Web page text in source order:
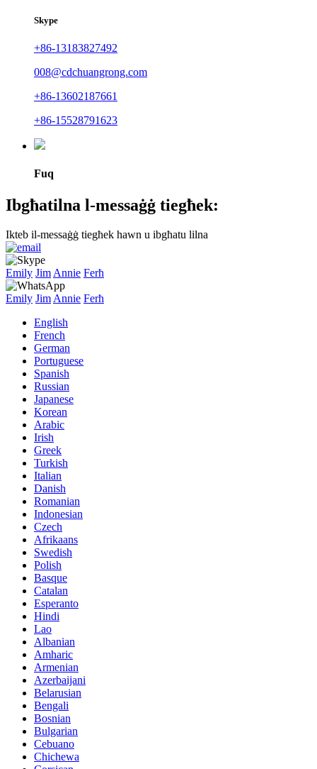
Skype
+86-13183827492
008@cdchuangrong.com
+86-13602187661
+86-15528791623
Fuq
Ibgħatilna l-messaġġ tiegħek:
Ikteb il-messaġġ tiegħek hawn u ibgħatu lilna
Emily JimAnnie Ferħ
Emily JimAnnie Ferħ
English
French
German
Portuguese
Spanish
Russian
Japanese
Korean
Arabic
Irish
Greek
Turkish
Italian
Danish
Romanian
Indonesian
Czech
Afrikaans
Swedish
Polish
Basque
Catalan
Esperanto
Hindi
Lao
Albanian
Amharic
Armenian
Azerbaijani
Belarusian
Bengali
Bosnian
Bulgarian
Cebuano
Chichewa